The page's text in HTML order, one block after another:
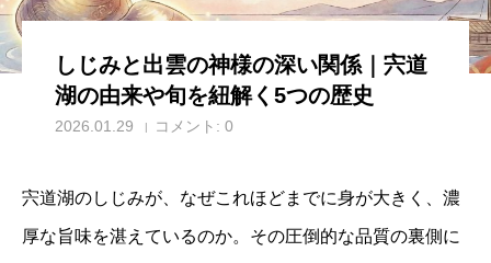
しじみと出雲の神様の深い関係｜宍道
湖の由来や旬を紐解く5つの歴史
2026.01.29 コメント: 0
宍道湖のしじみが、 なぜこれほどまでに身が大きく、 濃
厚な旨味を湛えているのか。 その圧倒的な品質の裏側に